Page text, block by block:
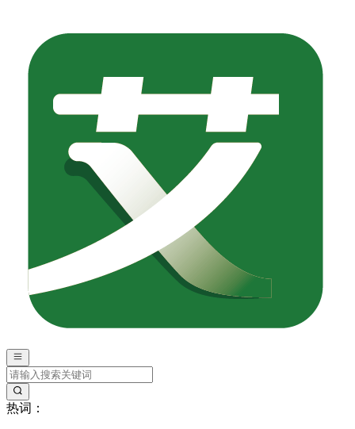
热词：